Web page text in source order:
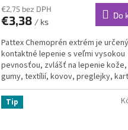
€2,75 bez DPH
€3,38 / ks
Do
Pattex Chemoprén extrém je
kontaktné lepenie s veľmi vysokou
pevnosťou, zvlášť na lepenie
gumy, textílií, kovov, preglejky,
rôznych materiálov z...
Tip